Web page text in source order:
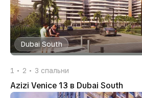
Dubai South
1 2 3 спальни
Azizi Venice 13 в Dubai South